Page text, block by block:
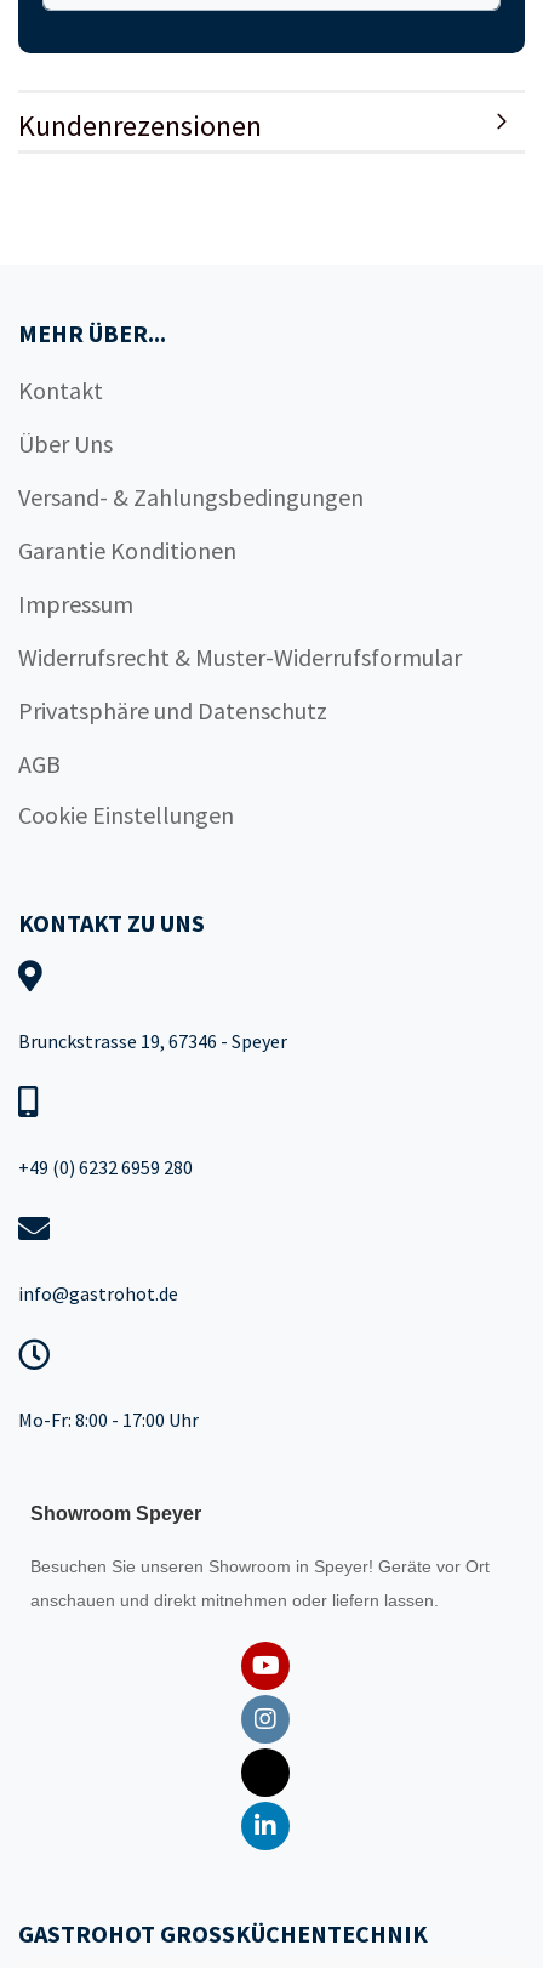
Kundenrezensionen
MEHR ÜBER...
Kontakt
Über Uns
Versand- & Zahlungsbedingungen
Garantie Konditionen
Impressum
Widerrufsrecht & Muster-Widerrufsformular
Privatsphäre und Datenschutz
AGB
Cookie Einstellungen
KONTAKT ZU UNS
Brunckstrasse 19, 67346 - Speyer
+49 (0) 6232 6959 280
info@gastrohot.de
Mo-Fr: 8:00 - 17:00 Uhr
Showroom Speyer
Besuchen Sie unseren Showroom in Speyer! Geräte vor Ort
anschauen und direkt mitnehmen oder liefern lassen.
GASTROHOT GROSSKÜCHENTECHNIK